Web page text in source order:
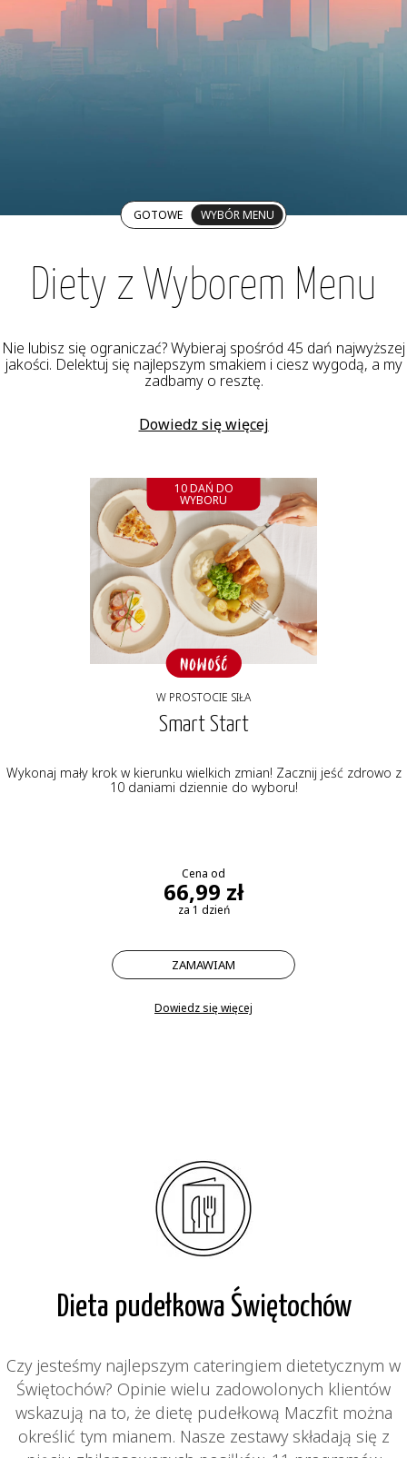
GOTOWE WYBÓR MENU
Diety z Wyborem Menu
Nie lubisz się ograniczać? Wybieraj spośród 45 dań najwyższej
jakości. Delektuj się najlepszym smakiem i ciesz wygodą, a my
zadbamy o resztę.
Dowiedz się więcej
10 DAŃ DO
WYBORU
W PROSTOCIE SIŁA
Smart Start
Wykonaj mały krok w kierunku wielkich zmian! Zacznij jeść zdrowo z
10 daniami dziennie do wyboru!
Cena od
66,99 zł
za 1 dzień
ZAMAWIAM
Dowiedz się więcej
Dieta pudełkowa Świętochów
Czy jesteśmy najlepszym cateringiem dietetycznym w
Świętochów? Opinie wielu zadowolonych klientów
wskazują na to, że dietę pudełkową Maczfit można
określić tym mianem. Nasze zestawy składają się z